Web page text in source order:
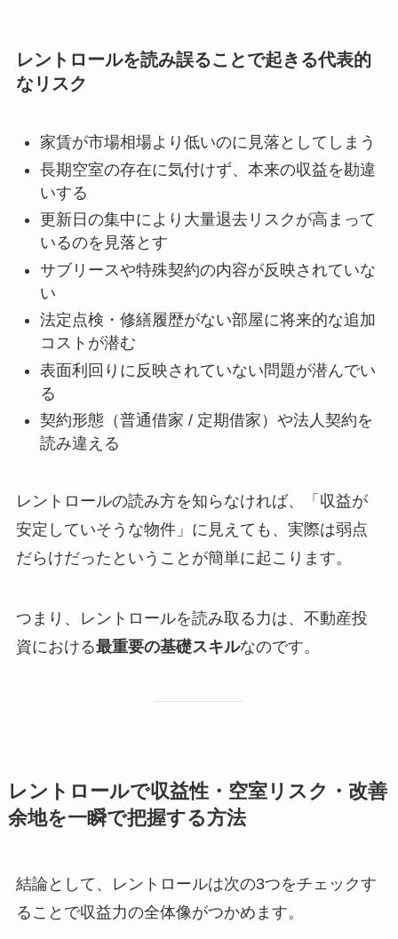
レントロールを読み誤ることで起きる代表的
なリスク
家賃が市場相場より低いのに見落としてしまう
長期空室の存在に気付けず、本来の収益を勘違
いする
更新日の集中により大量退去リスクが高まって
いるのを見落とす
サブリースや特殊契約の内容が反映されていな
い
法定点検・修繕履歴がない部屋に将来的な追加
コストが潜む
表面利回りに反映されていない問題が潜んでい
る
契約形態（普通借家 / 定期借家）や法人契約を
読み違える
レントロールの読み方を知らなければ、「収益が
安定していそうな物件」に見えても、実際は弱点
だらけだったということが簡単に起こります。
つまり、レントロールを読み取る力は、不動産投
資における最重要の基礎スキルなのです。
レントロールで収益性・空室リスク・改善
余地を一瞬で把握する方法
結論として、レントロールは次の3つをチェックす
ることで収益力の全体像がつかめます。